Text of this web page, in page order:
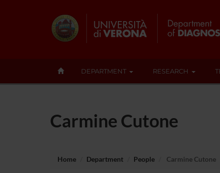
DEPARTMENT RESEARCH
Carmine Cutone
Home Department People Carmine Cutone